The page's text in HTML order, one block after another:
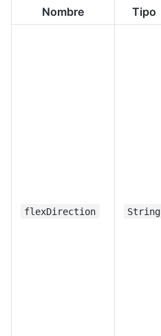
Nombre Tipo
flexDirection String